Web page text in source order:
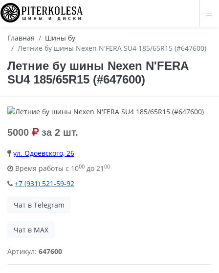
Главная
Шины бу
Летние бу шины Nexen N'FERA SU4 185/65R15 (#647600)
Летние бу шины Nexen N'FERA
SU4 185/65R15 (#647600)
5000 за 2 шт.
ул. Одоевского, 26
Время работы с 1000 до 21 00
+7 (931) 521-59-92
Чат в Telegram
Чат в MAX
Артикул: 647600